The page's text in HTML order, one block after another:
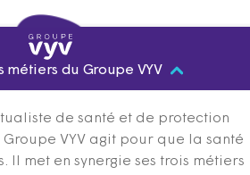
métiers du Groupe VYV
de santé et de protection
VYV agit pour que la santé
Il met en synergie ses trois métiers